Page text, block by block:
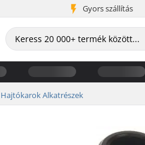
Gyors szállítás
Hajtókarok Alkatrészek